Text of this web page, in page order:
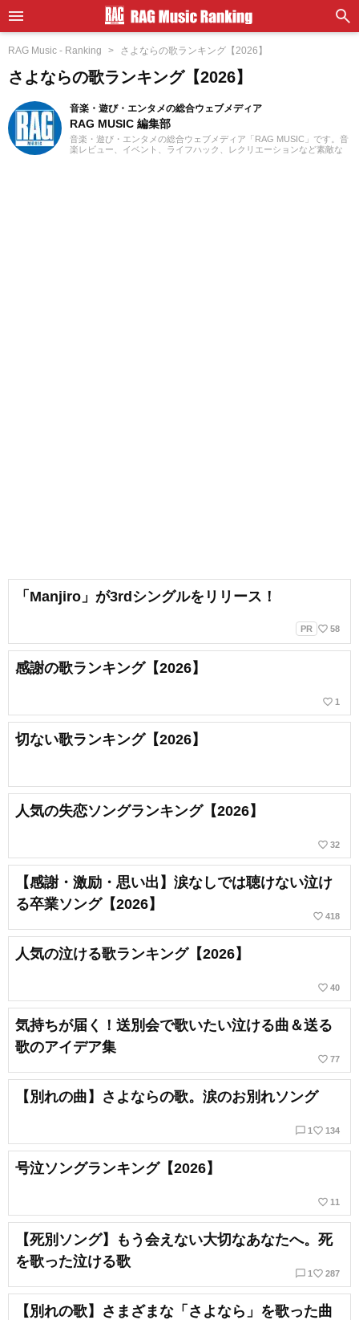
RAG Music - Ranking さよならの歌ランキング【2026】
さよならの歌ランキング【2026】
音楽・遊び・エンタメの総合ウェブメディア
RAG MUSIC 編集部
音楽・遊び・エンタメの総合ウェブメディア「RAG MUSIC」です。音
楽レビュー、イベント、ライフハック、レクリエーションなど素敵な
「Manjiro」が3rdシングルをリリース！
PR favorite_border 58
感謝の歌ランキング【2026】
favorite_border 1
切ない歌ランキング【2026】
人気の失恋ソングランキング【2026】
favorite_border 32
【感謝・激励・思い出】涙なしでは聴けない泣け
る卒業ソング【2026】
favorite_border 418
人気の泣ける歌ランキング【2026】
favorite_border 40
気持ちが届く！送別会で歌いたい泣ける曲＆送る
歌のアイデア集
favorite_border 77
【別れの曲】さよならの歌。涙のお別れソング
chat_bubble_outline 1 favorite_border 134
号泣ソングランキング【2026】
favorite_border 11
【死別ソング】もう会えない大切なあなたへ。死
を歌った泣ける歌
chat_bubble_outline 1 favorite_border 287
【別れの歌】さまざまな「さよなら」を歌った曲